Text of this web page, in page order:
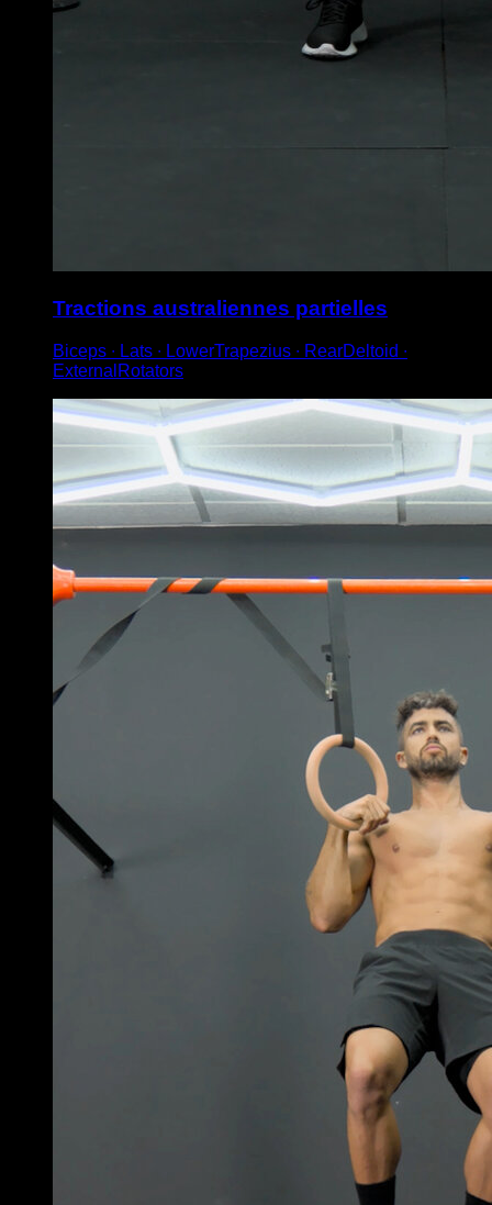
Tractions australiennes partielles
Biceps ∙ Lats ∙ LowerTrapezius ∙ RearDeltoid ∙
ExternalRotators